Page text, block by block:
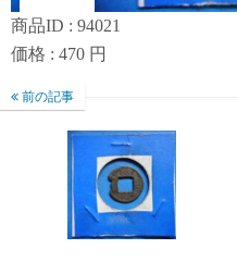
商品ID : 94021
価格 : 470 円
前の記事